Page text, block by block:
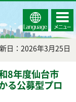
Select
Language
コンテ
ンツメ
ニュー
日：2026年3月25日
8年度仙台市
る公募型プロ